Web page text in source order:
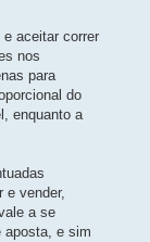
aceitar correr
nos
para
do
enquanto a
e vender,
a se
aposta, e sim